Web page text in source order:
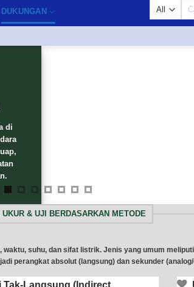
DUKUNGAN
di
UKUR & UJI BERDASARKAN METODE
suhu, dan sifat listrik. Jenis yang umum
perangkat absolut (langsung) dan sekunder
Tak-Langsung (Indirect